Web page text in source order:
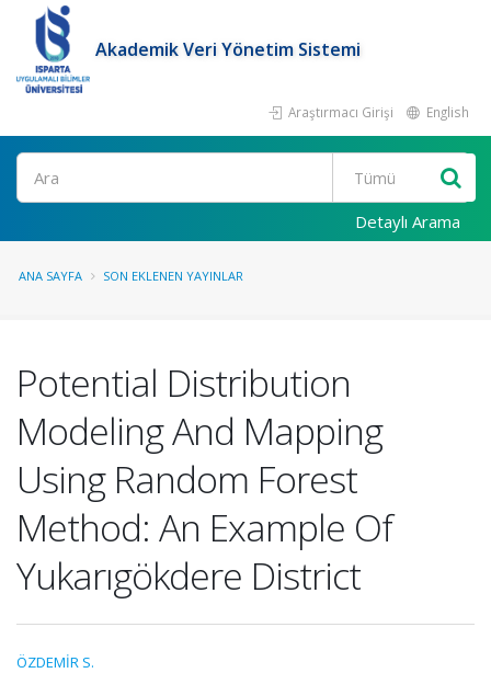
Akademik Veri Yönetim Sistemi
Araştırmacı Girişi English
Ara
Detaylı Arama
ANA SAYFA SON EKLENEN YAYINLAR
Potential Distribution
Modeling And Mapping
Using Random Forest
Method: An Example Of
Yukarıgökdere District
ÖZDEMİR S.